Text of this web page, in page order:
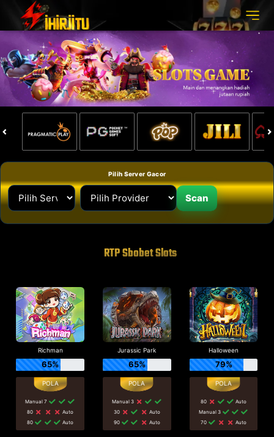
Pilih Server Gacor
Scan
RTP Sbobet Slots
Richman
65%
Manual 7
80
Auto
80
Auto
Jurassic Park
65%
Manual 3
30
Auto
90
Auto
Halloween
79%
80
Auto
Manual 3
70
Auto